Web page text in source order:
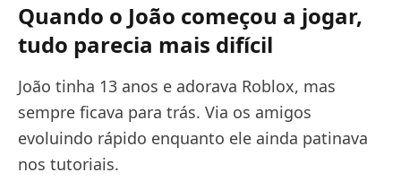
Quando o João começou a jogar,
tudo parecia mais difícil
João tinha 13 anos e adorava Roblox, mas
sempre ficava para trás. Via os amigos
evoluindo rápido enquanto ele ainda patinava
nos tutoriais.